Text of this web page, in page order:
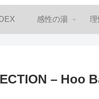
感性の湯 理
– Hoo